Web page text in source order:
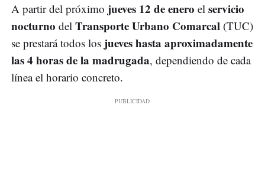
A partir del próximo jueves 12 de enero el servicio
nocturno del Transporte Urbano Comarcal (TUC)
se prestará todos los jueves hasta aproximadamente
las 4 horas de la madrugada, dependiendo de cada
línea el horario concreto.